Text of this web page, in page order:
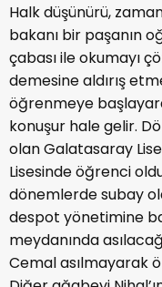
Halk düşünürü,
bakanı bir paşanın
çabası ile okumayı
demesine aldırış
öğrenmeye
konuşur hale gelir.
olan Galatasaray
Lisesinde öğrenci
dönemlerde subay
despot yönetimine
meydanında
Cemal asılmayarak